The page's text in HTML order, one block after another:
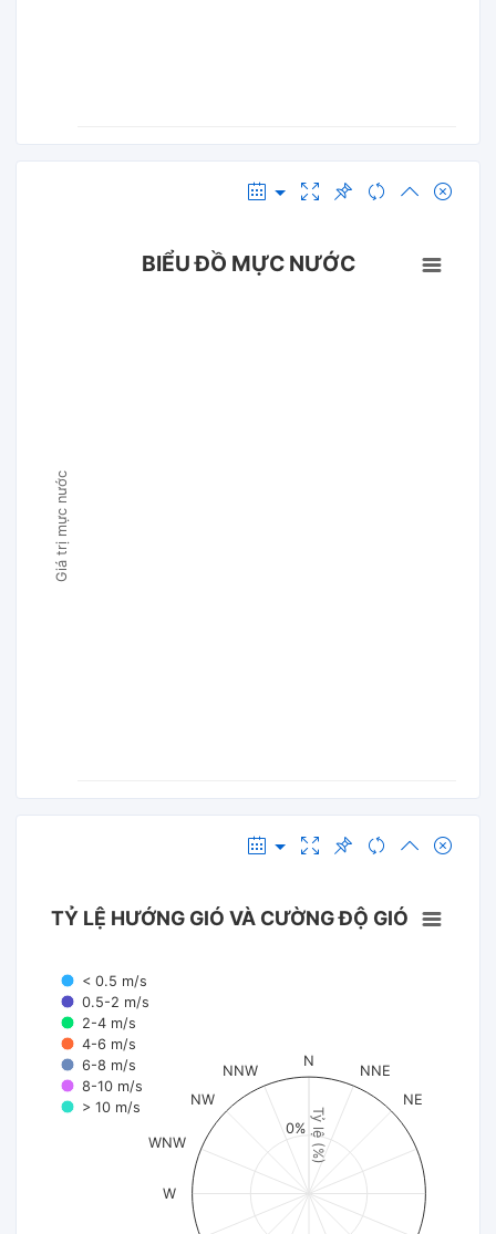
Giá trị mực nước
BIỂU ĐỒ MỰC NƯỚC
Tỷ lệ (%)
TỶ LỆ HƯỚNG GIÓ VÀ CƯỜNG ĐỘ GIÓ
< 0.5 m/s
0.5-2 m/s
2-4 m/s
4-6 m/s
6-8 m/s
8-10 m/s
> 10 m/s
N
NNE
NE
W
WNW
NW
NNW
0%